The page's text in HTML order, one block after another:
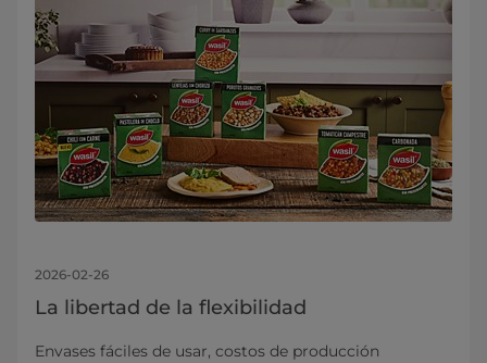
2026-02-26
La libertad de la flexibilidad
Envases fáciles de usar, costos de producción